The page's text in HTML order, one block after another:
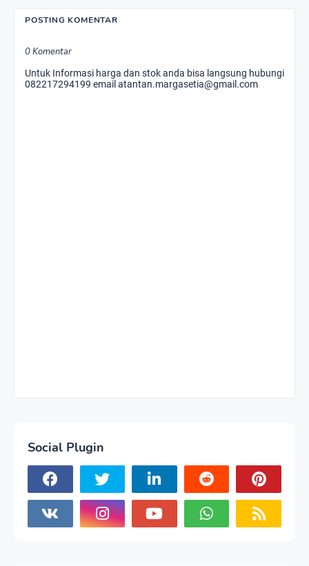
POSTING KOMENTAR
0 Komentar
Untuk Informasi harga dan stok anda bisa langsung hubungi
082217294199 email atantan.margasetia@gmail.com
Social Plugin